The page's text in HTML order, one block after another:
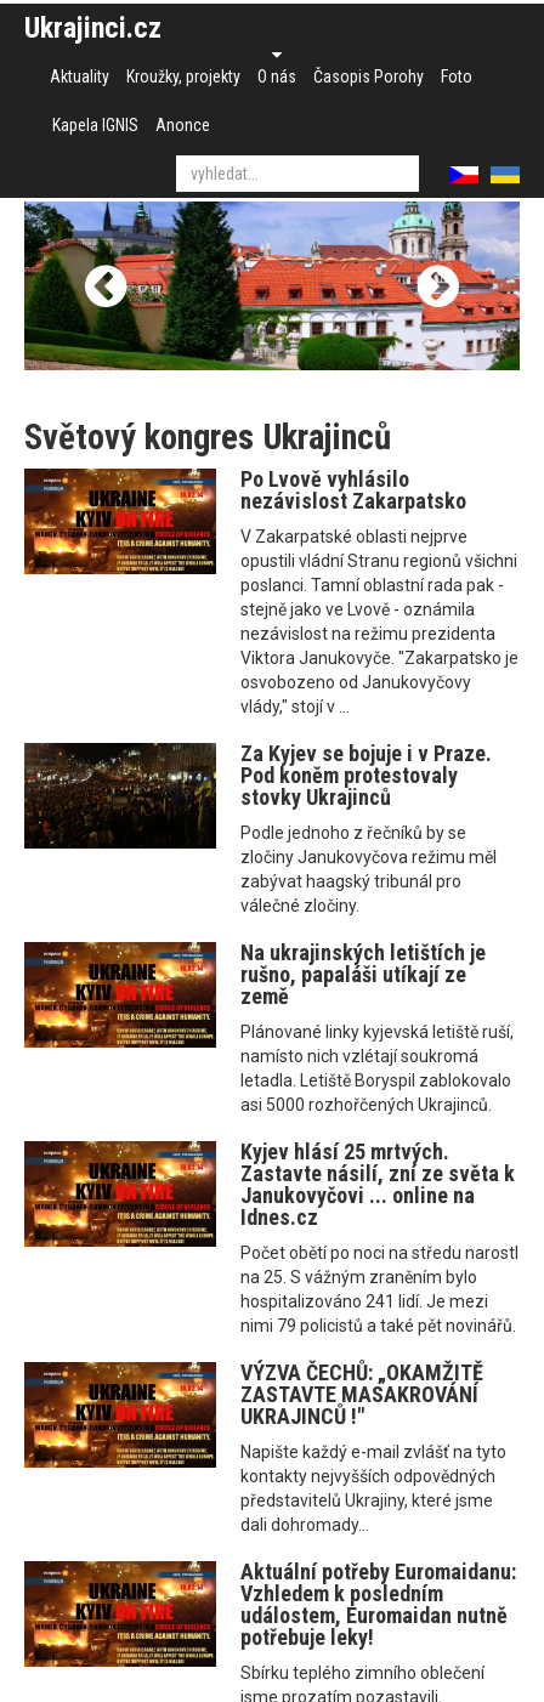
Ukrajinci.cz
Aktuality Kroužky, projekty O nás Časopis Porohy Foto
Kapela IGNIS Anonce
Světový kongres Ukrajinců
Po Lvově vyhlásilo
nezávislost Zakarpatsko
V Zakarpatské oblasti nejprve
opustili vládní Stranu regionů všichni
poslanci. Tamní oblastní rada pak -
stejně jako ve Lvově - oznámila
nezávislost na režimu prezidenta
Viktora Janukovyče. "Zakarpatsko je
osvobozeno od Janukovyčovy
vlády," stojí v ...
Za Kyjev se bojuje i v Praze.
Pod koněm protestovaly
stovky Ukrajinců
Podle jednoho z řečníků by se
zločiny Janukovyčova režimu měl
zabývat haagský tribunál pro
válečné zločiny.
Na ukrajinských letištích je
rušno, papaláši utíkají ze
země
Plánované linky kyjevská letiště ruší,
namísto nich vzlétají soukromá
letadla. Letiště Boryspil zablokovalo
asi 5000 rozhořčených Ukrajinců.
Kyjev hlásí 25 mrtvých.
Zastavte násilí, zní ze světa k
Janukovyčovi ... online na
Idnes.cz
Počet obětí po noci na středu narostl
na 25. S vážným zraněním bylo
hospitalizováno 241 lidí. Je mezi
nimi 79 policistů a také pět novinářů.
VÝZVA ČECHŮ: „OKAMŽITĚ
ZASTAVTE MASAKROVÁNÍ
UKRAJINCŮ !"
Napište každý e-mail zvlášť na tyto
kontakty nejvyšších odpovědných
představitelů Ukrajiny, které jsme
dali dohromady...
Aktuální potřeby Euromaidanu:
Vzhledem k posledním
událostem, Euromaidan nutně
potřebuje leky!
Sbírku teplého zimního oblečení
jsme prozatím pozastavili.